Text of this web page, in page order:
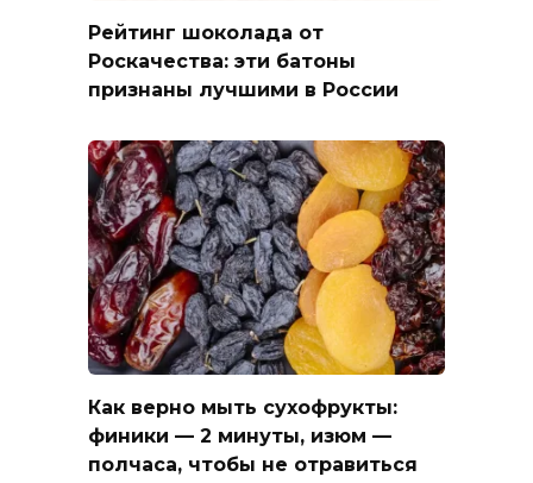
Рейтинг шоколада от
Роскачества: эти батоны
признаны лучшими в России
Как верно мыть сухофрукты:
финики — 2 минуты, изюм —
полчаса, чтобы не отравиться